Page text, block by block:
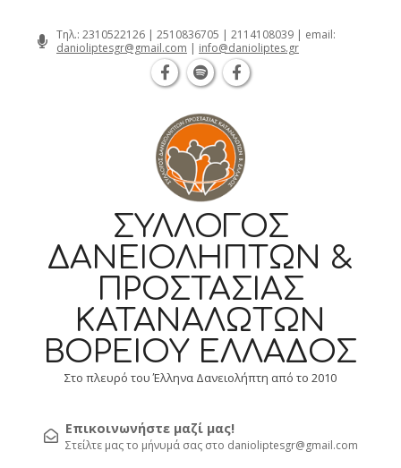
Τηλ.: 2310522126 | 2510836705 | 2114108039 | email:
danioliptesgr@gmail.com | info@danioliptes.gr
ΣΎΛΛΟΓΟΣ
ΔΑΝΕΙΟΛΗΠΤΏΝ &
ΠΡΟΣΤΑΣΊΑΣ
ΚΑΤΑΝΑΛΩΤΏΝ
ΒΟΡΕΊΟΥ ΕΛΛΆΔΟΣ
Στο πλευρό του Έλληνα Δανειολήπτη από το 2010
Επικοινωνήστε μαζί μας!
Στείλτε μας το μήνυμά σας στο danioliptesgr@gmail.com